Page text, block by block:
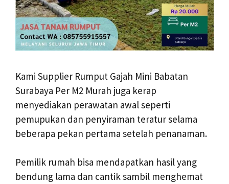
Kami Supplier Rumput Gajah Mini Babatan
Surabaya Per M2 Murah juga kerap
menyediakan perawatan awal seperti
pemupukan dan penyiraman teratur selama
beberapa pekan pertama setelah penanaman.
Pemilik rumah bisa mendapatkan hasil yang
bendung lama dan cantik sambil menghemat